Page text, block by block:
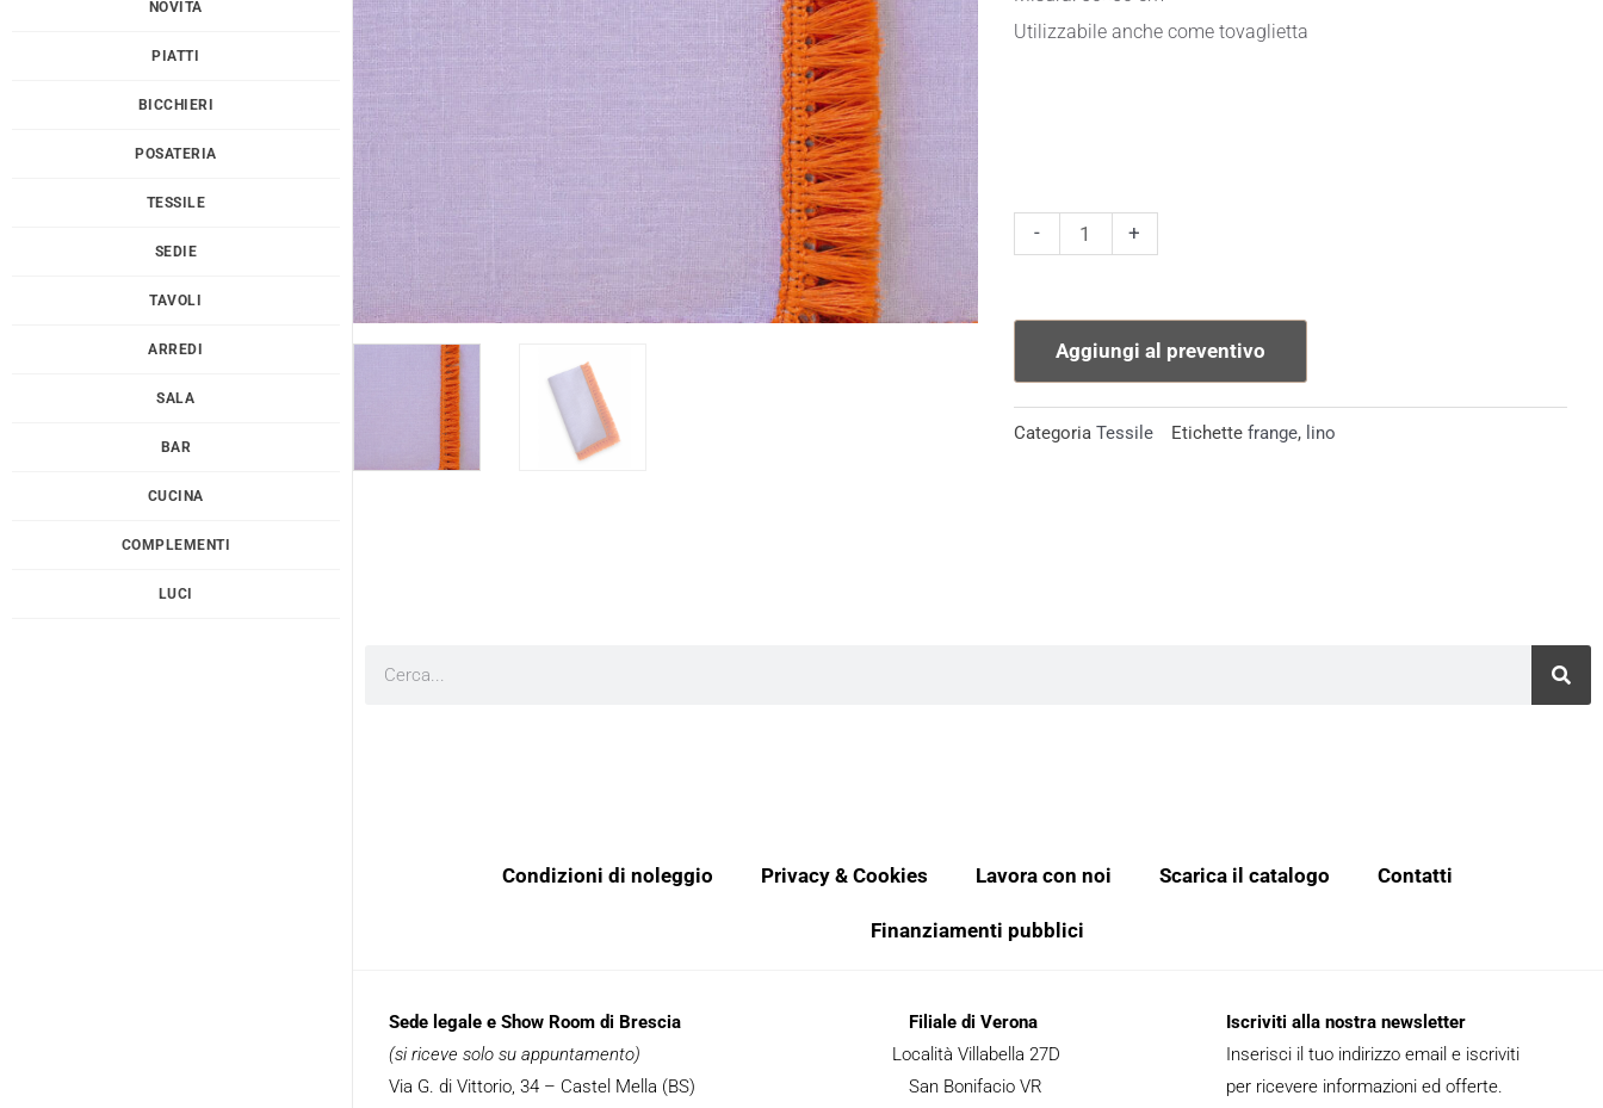
NOVITÀ
PIATTI
BICCHIERI
POSATERIA
TESSILE
SEDIE
TAVOLI
ARREDI
SALA
BAR
CUCINA
COMPLEMENTI
LUCI
Utilizzabile anche come tovaglietta
-
Tovagliolo
Arancioni
quantità
+
Aggiungi al preventivo
Categoria Tessile Etichette frange, lino
Cerca
Condizioni di noleggio Privacy & Cookies Lavora con noi Scarica il catalogo Contatti
Finanziamenti pubblici
Sede legale e Show Room di Brescia
(si riceve solo su appuntamento)
Via G. di Vittorio, 34 – Castel Mella (BS)
Filiale di Verona
Località Villabella 27D
San Bonifacio VR
Iscriviti alla nostra newsletter
Inserisci il tuo indirizzo email e iscriviti
per ricevere informazioni ed offerte.